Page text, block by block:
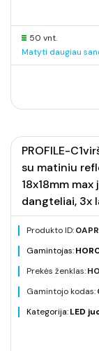
50 vnt.
Matyti daugiau
PROFILE-
su matiniu
18x18mm
dangteliai, 3x
Produkto ID:
Gamintojas:
Prekės ženklas:
Gamintojo kodas:
Kategorija:LED